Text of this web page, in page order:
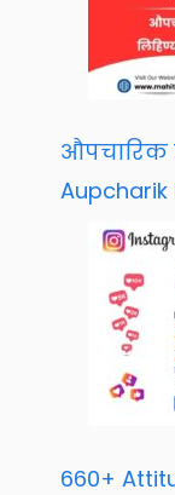
औपचारिक
Aupcharik
660+